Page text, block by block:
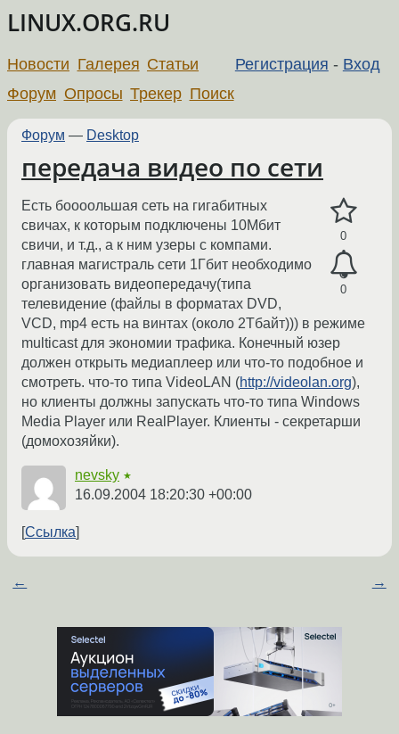
LINUX.ORG.RU
Регистрация - Вход
Новости Галерея Статьи
Форум Опросы Трекер Поиск
Форум — Desktop
передача видео по сети
0
0
Есть боооольшая сеть на гигабитных
свичах, к которым подключены 10Мбит
свичи, и т.д., а к ним узеры с компами.
главная магистраль сети 1Гбит необходимо
организовать видеопередачу(типа
телевидение (файлы в форматах DVD,
VCD, mp4 есть на винтах (около 2Тбайт))) в режиме
multicast для экономии трафика. Конечный юзер
должен открыть медиаплеер или что-то подобное и
смотреть. что-то типа VideoLAN (http://videolan.org),
но клиенты должны запускать что-то типа Windows
Media Player или RealPlayer. Клиенты - секретарши
(домохозяйки).
nevsky ★
16.09.2004 18:20:30 +00:00
Ссылка
← →